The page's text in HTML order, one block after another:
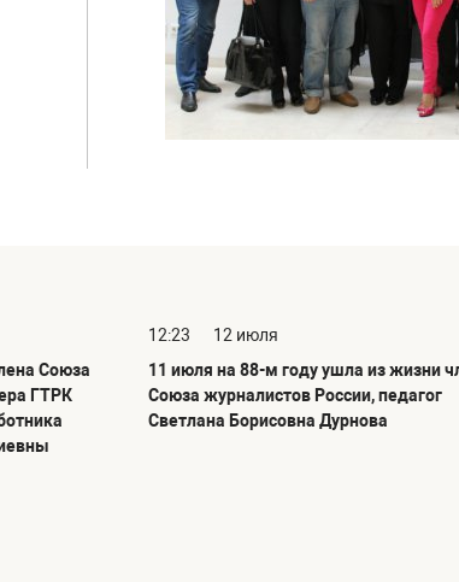
Союза
ГТРК
12:23
12 июля
11 июля на 88-м году ушла из жизни
Союза журналистов России, педагог
Светлана Борисовна Дурнова